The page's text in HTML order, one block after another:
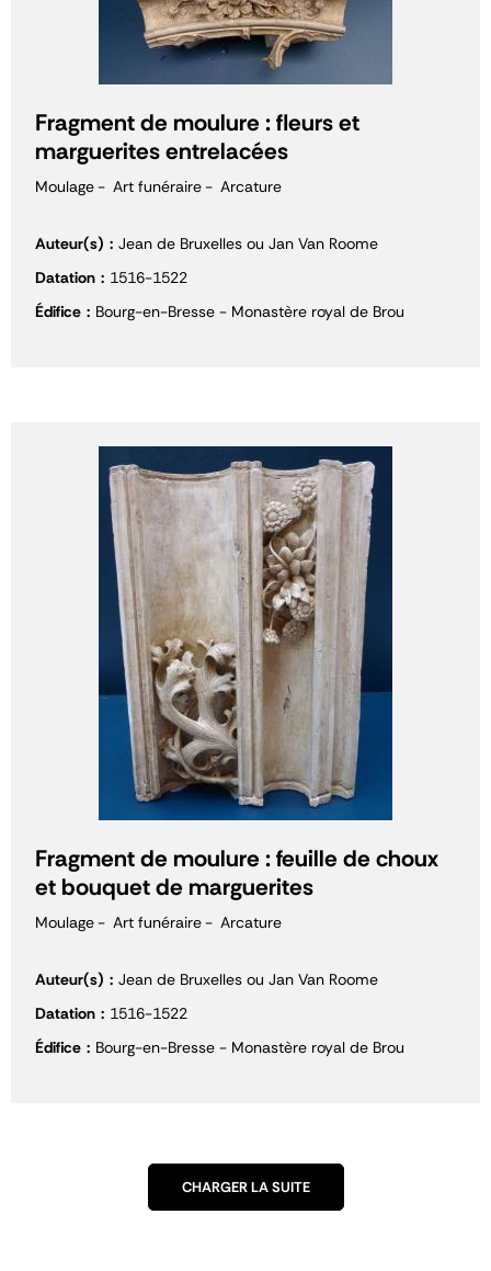
Fragment de moulure : fleurs et
marguerites entrelacées
Moulage Art funéraire Arcature
Auteur(s)
Jean de Bruxelles ou Jan Van Roome
Datation
1516-1522
Édifice
Bourg-en-Bresse - Monastère royal de Brou
Fragment de moulure : feuille de choux
et bouquet de marguerites
Moulage Art funéraire Arcature
Auteur(s)
Jean de Bruxelles ou Jan Van Roome
Datation
1516-1522
Édifice
Bourg-en-Bresse - Monastère royal de Brou
CHARGER LA SUITE